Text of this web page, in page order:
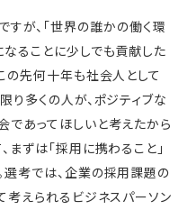
が、「世界の誰かの働く環
ることに少しでも貢献した
の先何十年も社会人として
り多くの人が、ポジティブな
であってほしいと考えたから
まずは「採用に携わること」
選考では、企業の採用課題の
考えられるビジネスパーソン